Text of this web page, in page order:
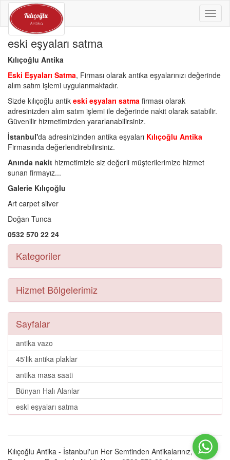
eski eşyaları satma
Kılıçoğlu Antika
Eski Eşyaları Satma, Firması olarak antika eşyalarınızı değerinde
alım satım işlemi uygulanmaktadır.
Sizde kılıçoğlu antik eski eşyaları satma firması olarak
adresinizden alım satım işlemi ile değerinde nakit olarak satabilir.
Güvenilir hizmetimizden yararlanabilirsiniz.
İstanbul'da adresinizinden antika eşyaları Kılıçoğlu Antika
Firmasında değerlendirebilirsiniz.
Anında nakit hizmetimizle siz değerli müşterilerimize hizmet
sunan firmayız...
Galerie Kılıçoğlu
Art carpet silver
Doğan Tunca
0532 570 22 24
Kategoriler
Hizmet Bölgelerimiz
Sayfalar
antika vazo
45'lik antika plaklar
antika masa saati
Bünyan Halı Alanlar
eski eşyaları satma
Kılıçoğlu Antika - İstanbul'un Her Semtinden Antikalarınız, Eski